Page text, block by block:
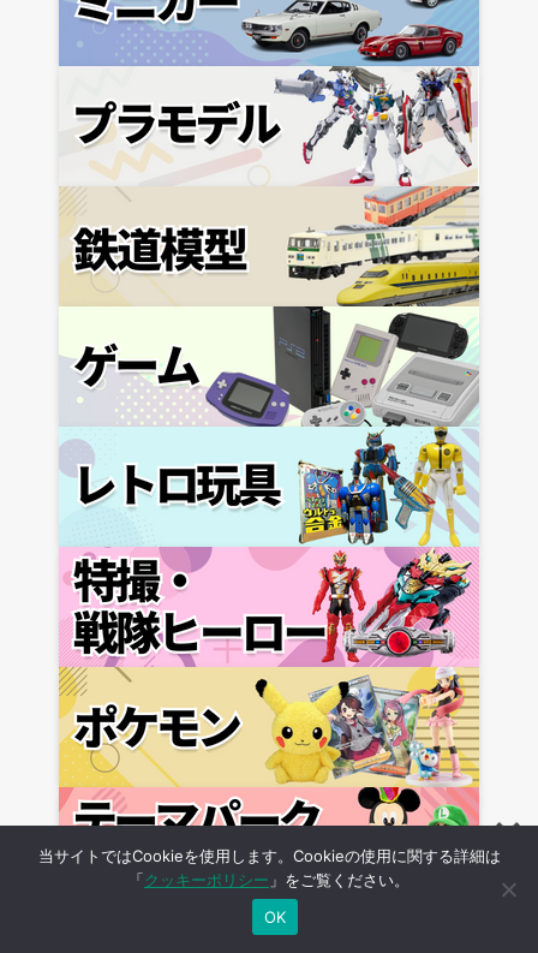
当サイトではCookieを使用します。Cookieの使用に関する詳細は
「クッキーポリシー 」をご覧ください。
OK